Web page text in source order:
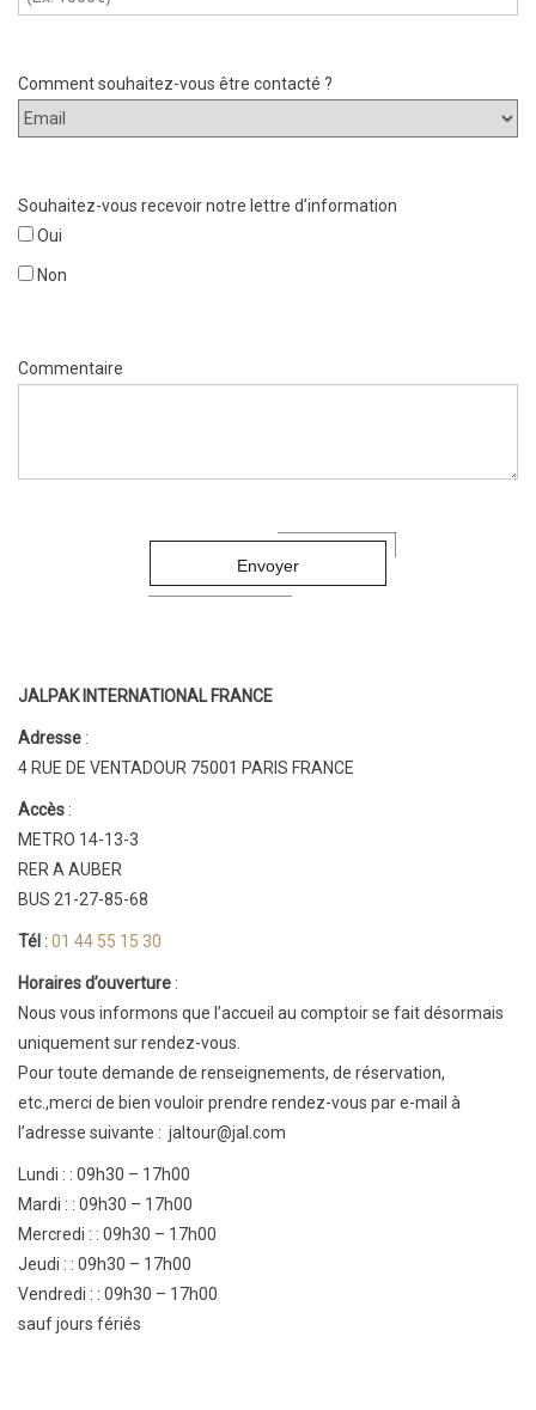
Comment souhaitez-vous être contacté ?
Souhaitez-vous recevoir notre lettre d’information
Oui
Non
Commentaire
JALPAK INTERNATIONAL FRANCE
Adresse :
4 RUE DE VENTADOUR 75001 PARIS FRANCE
Accès :
METRO 14-13-3
RER A AUBER
BUS 21-27-85-68
Tél : 01 44 55 15 30
Horaires d’ouverture :
Nous vous informons que l’accueil au comptoir se fait désormais
uniquement sur rendez-vous.
Pour toute demande de renseignements, de réservation,
etc.,merci de bien vouloir prendre rendez-vous par e-mail à
l’adresse suivante : jaltour@jal.com
Lundi : : 09h30 – 17h00
Mardi : : 09h30 – 17h00
Mercredi : : 09h30 – 17h00
Jeudi : : 09h30 – 17h00
Vendredi : : 09h30 – 17h00
sauf jours fériés